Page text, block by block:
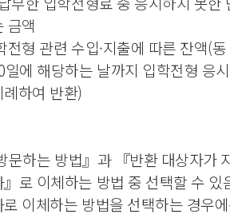
금액
전형 관련 수입·지출에 따른 잔액(
에 해당하는 날까지 입학전형 응
하여 반환)
문하는 방법』과 『반환 대상자가
로 이체하는 방법 중 선택할 수 있
이체하는 방법을 선택하는 경우